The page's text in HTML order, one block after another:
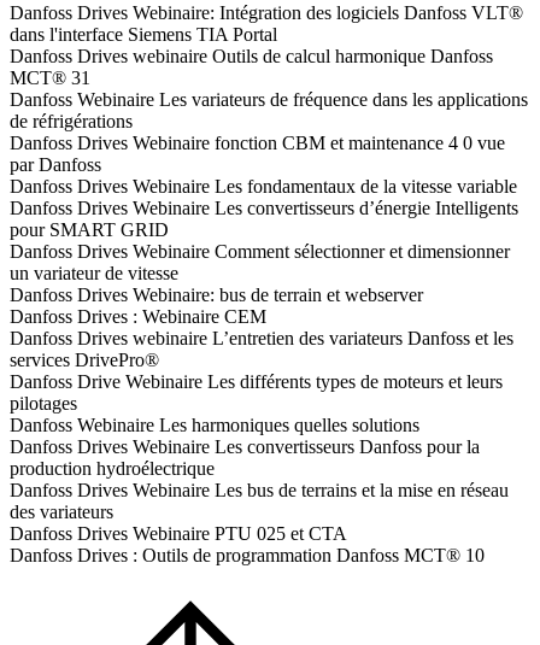
Danfoss Drives Webinaire: Intégration des logiciels Danfoss VLT®
dans l'interface Siemens TIA Portal
Danfoss Drives webinaire Outils de calcul harmonique Danfoss
MCT® 31
Danfoss Webinaire Les variateurs de fréquence dans les applications
de réfrigérations
Danfoss Drives Webinaire fonction CBM et maintenance 4 0 vue
par Danfoss
Danfoss Drives Webinaire Les fondamentaux de la vitesse variable
Danfoss Drives Webinaire Les convertisseurs d’énergie Intelligents
pour SMART GRID
Danfoss Drives Webinaire Comment sélectionner et dimensionner
un variateur de vitesse
Danfoss Drives Webinaire: bus de terrain et webserver
Danfoss Drives : Webinaire CEM
Danfoss Drives webinaire L’entretien des variateurs Danfoss et les
services DrivePro®
Danfoss Drive Webinaire Les différents types de moteurs et leurs
pilotages
Danfoss Webinaire Les harmoniques quelles solutions
Danfoss Drives Webinaire Les convertisseurs Danfoss pour la
production hydroélectrique
Danfoss Drives Webinaire Les bus de terrains et la mise en réseau
des variateurs
Danfoss Drives Webinaire PTU 025 et CTA
Danfoss Drives : Outils de programmation Danfoss MCT® 10